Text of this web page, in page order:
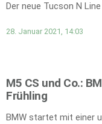
Der neue Tucson N
28. Januar 2021, 14:03
M5 CS und Co.:
Frühling
BMW startet mit einer